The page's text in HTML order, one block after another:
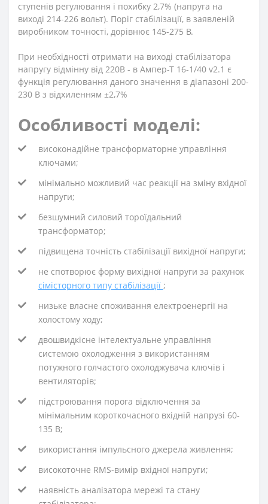
ступенів регулювання і похибку 2,7% (напруга на
виході 214-226 вольт). Поріг стабілізації, в заявленій
виробником точності, дорівнює 145-275 В.
При необхідності отримати на виході стабілізатора
напругу відмінну від 220В - в Ампер-Т 16-1/40 v2.1 є
функція регулювання даного значення в діапазоні 200-
230 В з відхиленням ±2,7%
Особливості моделі:
високонадійне трансформаторне управління
ключами;
мінімально можливий час реакції на зміну вхідної
напруги;
безшумний силовий тороїдальний
трансформатор;
підвищена точність стабілізації вихідної напруги;
не спотворює форму вихідної напруги за рахунок
сімісторного типу стабілізації ;
низьке власне споживання електроенергії на
холостому ходу;
двошвидкісне інтелектуальне управління
системою охолодження з використанням
потужного голчастого охолоджувача ключів і
вентиляторів;
підстроювання порога відключення за
мінімальним короткочасного вхідній напрузі 60-
135 В;
використання імпульсного джерела живлення;
високоточне RMS-вимір вхідної напруги;
наявність аналізатора мережі та стану